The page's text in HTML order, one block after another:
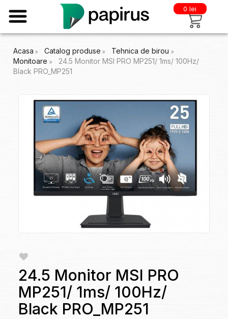
0 lei
Acasa Catalog produse
Tehnica de birou
Monitoare
24.5 Monitor MSI PRO MP251/ 1ms/ 100Hz/
Black PRO_MP251
24.5 Monitor MSI PRO
MP251/ 1ms/ 100Hz/
Black PRO_MP251